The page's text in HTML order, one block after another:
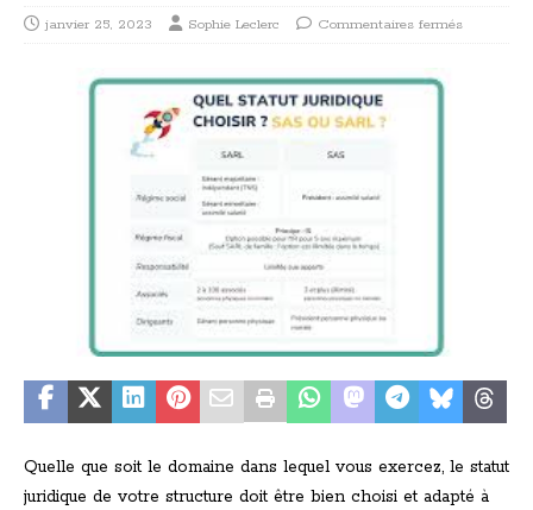
janvier 25, 2023 Sophie Leclerc Commentaires fermés
Quelle que soit le domaine dans lequel vous exercez, le statut
juridique de votre structure doit être bien choisi et adapté à